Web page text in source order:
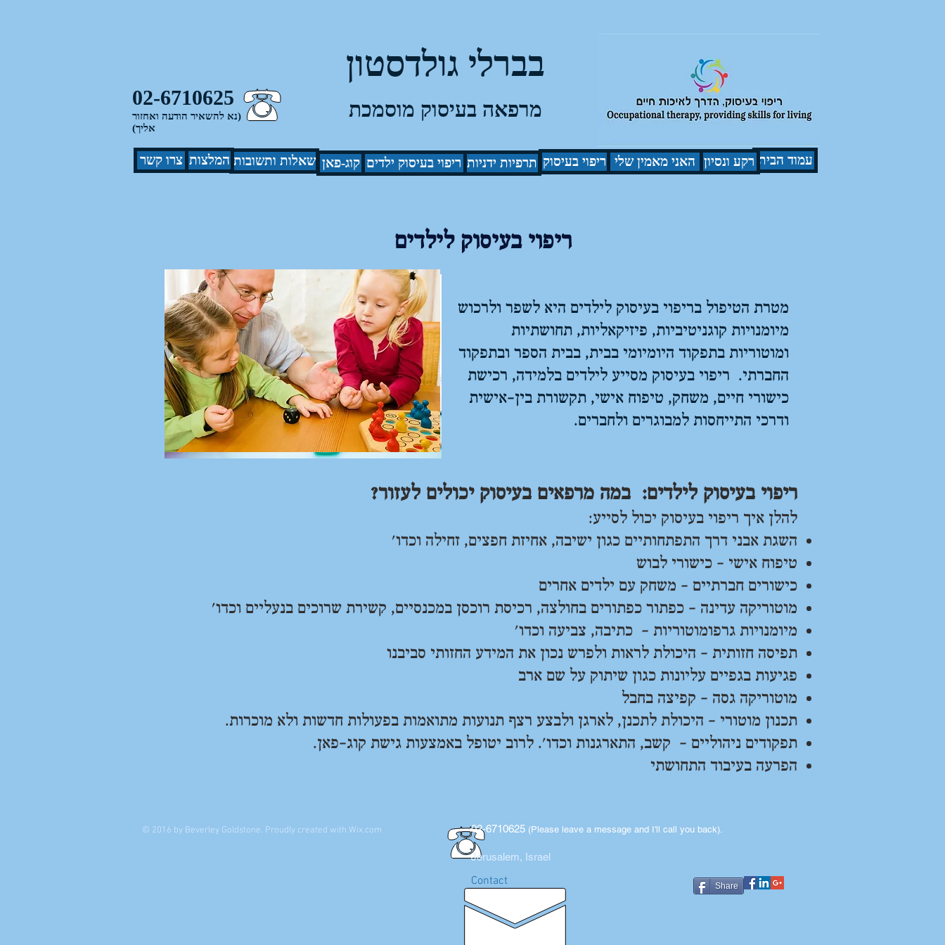
02-6710625
(נא להשאיר הודעה ואחזור
אליך)
בברלי גולדסטון
מרפאה בעיסוק מוסמכת
עמוד הבית רקע ונסיון האני מאמין שלי ריפוי בעיסוק תרפיות ידניות ריפוי בעיסוק ילדים קוג-פאן שאלות ותשובות המלצות צרו קשר
ריפוי בעיסוק לילדים
מטרת הטיפול בריפוי בעיסוק לילדים היא לשפר ולרכוש
מיומנויות קוגניטיביות, פיזיקאליות, תחושתיות
ומוטוריות בתפקוד היומיומי בבית, בבית הספר ובתפקוד
החברתי. ריפוי בעיסוק מסייע לילדים בלמידה, רכישת
כישורי חיים, משחק, טיפוח אישי, תקשורת בין-אישית
ודרכי התייחסות למבוגרים ולחברים.
ריפוי בעיסוק לילדים: במה מרפאים בעיסוק יכולים לעזור?
להלן איך ריפוי בעיסוק יכול לסייע:
השגת אבני דרך התפתחותיים כגון ישיבה, אחיזת חפצים, זחילה וכדו'
טיפוח אישי – כישורי לבוש
כישורים חברתיים – משחק עם ילדים אחרים
מוטוריקה עדינה – כפתור כפתורים בחולצה, רכיסת רוכסן במכנסיים, קשירת שרוכים בנעליים וכדו'
מיומנויות גרפומוטוריות – כתיבה, צביעה וכדו'
תפיסה חזותית – היכולת לראות ולפרש נכון את המידע החזותי סביבנו
פגיעות בגפיים עליונות כגון שיתוק על שם ארב
מוטוריקה גסה – קפיצה בחבל
תכנון מוטורי – היכולת לתכנן, לארגן ולבצע רצף תנועות מתואמות בפעולות חדשות ולא מוכרות.
תפקודים ניהוליים - קשב, התארגנות וכדו'. לרוב יטופל באמצעות גישת קוג-פאן.
הפרעה בעיבוד התחושתי
© 2016 by Beverley Goldstone. Proudly created with Wix.com 02-6710625 (Please leave a message and I'll call you back).
Jerusalem, Israel
Contact Share